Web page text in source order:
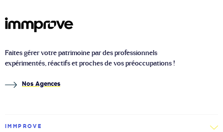
Faites gérer votre patrimoine par des professionnels
expérimentés, réactifs et proches de vos préoccupations !
Nos Agences
IMMPROVE